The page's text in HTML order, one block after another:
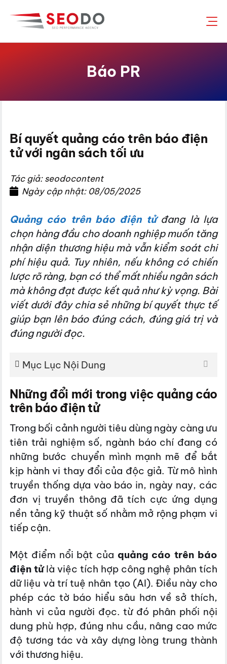
đến
Báo PR
Bí quyết quảng cáo trên báo điện
tử với ngân sách tối ưu
Tác giả: seodocontent
Ngày cập nhật: 08/05/2025
Quảng cáo trên báo điện tử đang là lựa
chọn hàng đầu cho doanh nghiệp muốn tăng
nhận diện thương hiệu mà vẫn kiểm soát chi
phí hiệu quả. Tuy nhiên, nếu không có chiến
lược rõ ràng, bạn có thể mất nhiều ngân sách
mà không đạt được kết quả như kỳ vọng. Bài
viết dưới đây chia sẻ những bí quyết thực tế
giúp bạn lên báo đúng cách, đúng giá trị và
đúng người đọc.
Mục Lục Nội Dung
Những đổi mới trong việc quảng cáo
trên báo điện tử
Trong bối cảnh người tiêu dùng ngày càng ưu
tiên trải nghiệm số, ngành báo chí đang có
những bước chuyển mình mạnh mẽ để bắt
kịp hành vi thay đổi của độc giả. Từ mô hình
truyền thống dựa vào báo in, ngày nay, các
đơn vị truyền thông đã tích cực ứng dụng
nền tảng kỹ thuật số nhằm mở rộng phạm vi
tiếp cận.
Một điểm nổi bật của quảng cáo trên báo
điện tửlà việc tích hợp công nghệ phân tích
dữ liệu và trí tuệ nhân tạo (AI). Điều này cho
phép các tờ báo hiểu sâu hơn về sở thích,
hành vi của người đọc. từ đó phân phối nội
dung phù hợp, đúng nhu cầu, nâng cao mức
độ tương tác và xây dựng lòng trung thành
với thương hiệu.